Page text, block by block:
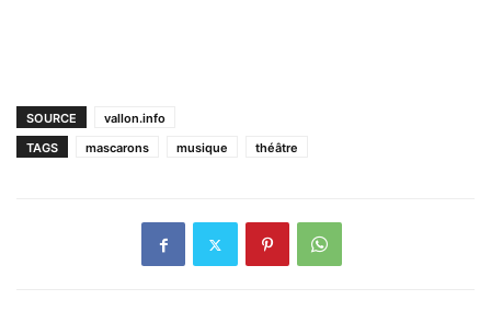
SOURCE
vallon.info
TAGS
mascarons musique théâtre